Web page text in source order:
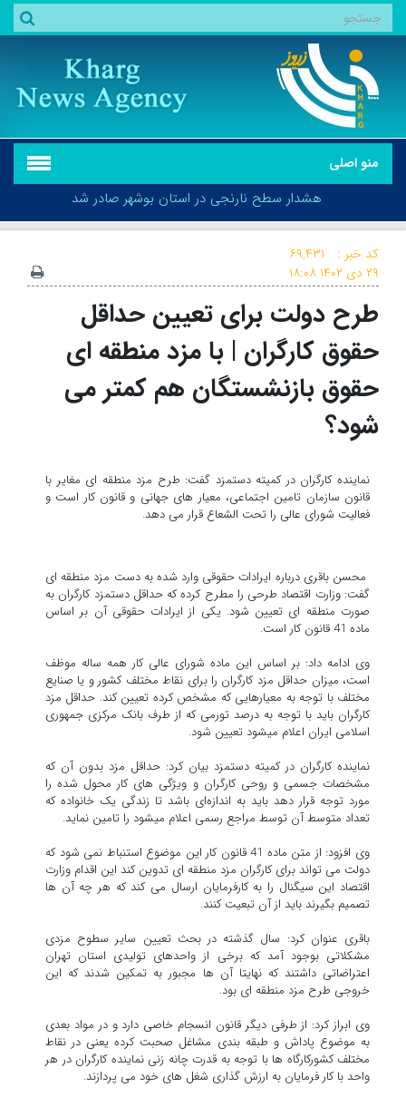
منو اصلی
هشدار سطح نارنجی در استان بوشهر صادر شد
هشدار سطح نارنجی در استان بوشهر صادر شد
کد خبر :
۶۹,۴۳۱
۲۹ دی ۱۴۰۲
۱۸:۰۸
طرح دولت برای تعیین حداقل
حقوق کارگران | با مزد منطقه ای
حقوق بازنشستگان هم کمتر می
شود؟
نماینده کارگران در کمیته دستمزد گفت: طرح مزد منطقه ای مغایر با
قانون سازمان تامین اجتماعی، معیار های جهانی و قانون کار است و
فعالیت شورای عالی را تحت الشعاع قرار می دهد.
محسن باقری درباره ایرادات حقوقی وارد شده به دست مزد منطقه ای
گفت: وزارت اقتصاد طرحی را مطرح کرده که حداقل دستمزد کارگران به
صورت منطقه ای تعیین شود. یکی از ایرادات حقوقی آن بر اساس
ماده 41 قانون کار است.
وی ادامه داد: بر اساس این ماده شورای عالی کار همه ساله موظف
است، میزان حداقل مزد کارگران را برای نقاط مختلف کشور و یا صنایع
مختلف با توجه به معیارهایی که مشخص کرده تعیین کند. حداقل مزد
کارگران باید با توجه به درصد تورمی که از طرف بانک مرکزی جمهوری
اسلامی ایران اعلام میشود تعیین شود.
نماینده کارگران در کمیته دستمزد بیان کرد: حداقل مزد بدون آن که
مشخصات جسمی و روحی کارگران و ویژگی های کار محول شده را
مورد توجه قرار دهد باید به اندازه‌ای باشد تا زندگی یک خانواده که
تعداد متوسط آن توسط مراجع رسمی اعلام میشود را تامین نماید.
وی افزود: از متن ماده 41 قانون کار این موضوع استنباط نمی شود که
دولت می تواند برای کارگران مزد منطقه ای تدوین کند این اقدام وزارت
اقتصاد این سیگنال را به کارفرمایان ارسال می کند که هر چه آن ها
تصمیم بگیرند باید از آن تبعیت کنند.
باقری عنوان کرد: سال گذشته در بحث تعیین سایر سطوح مزدی
مشکلاتی بوجود آمد که برخی از واحدهای تولیدی استان تهران
اعتراضاتی داشتند که نهایتا آن ها مجبور به تمکین شدند که این
خروجی طرح مزد منطقه ای بود.
وی ابراز کرد: از طرفی دیگر قانون انسجام خاصی دارد و در مواد بعدی
به موضوع پاداش و طبقه بندی مشاغل صحبت کرده یعنی در نقاط
مختلف کشورکارگاه ها با توجه به قدرت چانه زنی نماینده کارگران در هر
واحد با کار فرمایان به ارزش گذاری شغل های خود می پردازند.